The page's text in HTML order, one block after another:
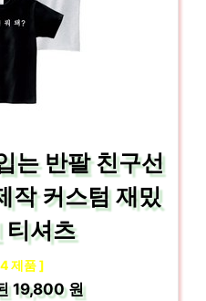
는 반팔 친구선
작 커스텀 재밌
티셔츠
제품 ]
19,800 원